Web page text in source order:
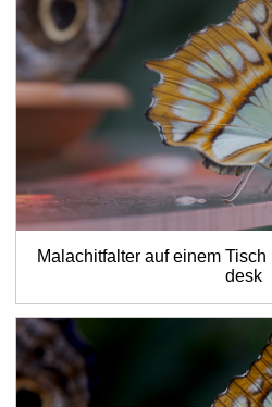
Malachitfalter auf einem Tisch
desk